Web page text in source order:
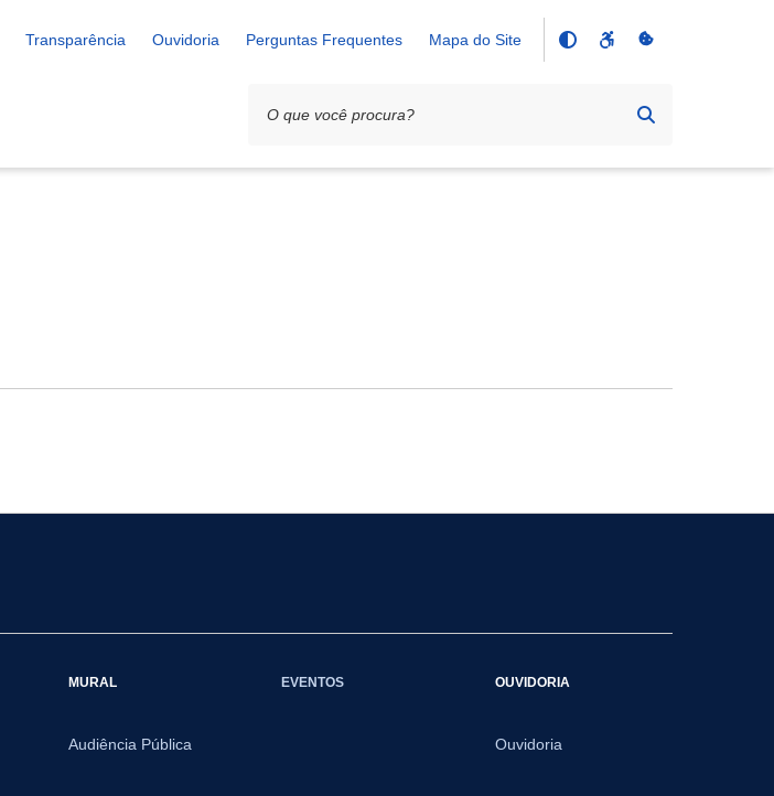
Transparência Ouvidoria Perguntas Frequentes Mapa do Site
MURAL
Audiência Pública
EVENTOS OUVIDORIA
Ouvidoria